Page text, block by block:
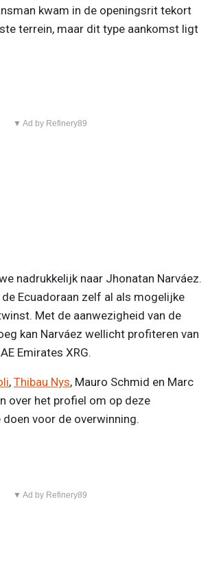
kwam in de openingsrit tekort
terrein, maar dit type aankomst ligt
▼ Ad by Refinery89
nadrukkelijk naar Jhonatan Narváez.
Ecuadoraan zelf al als mogelijke
Met de aanwezigheid van de
kan Narváez wellicht profiteren van
Emirates XRG.
, Thibau Nys, Mauro Schmid en Marc
over het profiel om op deze
voor de overwinning.
▼ Ad by Refinery89